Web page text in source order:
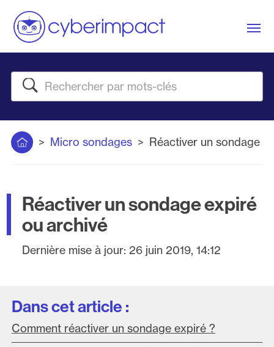
Rechercher
Accueil Micro sondages Réactiver un sondage
Réactiver un sondage expiré
ou archivé
Dernière mise à jour: 26 juin 2019, 14:12
Dans cet article :
Comment réactiver un sondage expiré ?